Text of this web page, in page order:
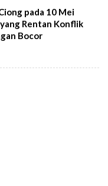
pada 10 Mei
Rentan Konflik
Bocor